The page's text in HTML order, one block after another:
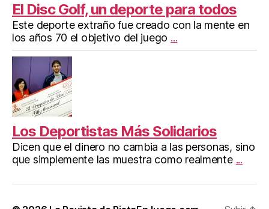
El Disc Golf, un deporte para todos
Este deporte extraño fue creado con la mente en
los años 70 el objetivo del juego ...
Los Deportistas Más Solidarios
Dicen que el dinero no cambia a las personas, sino
que simplemente las muestra como realmente ...